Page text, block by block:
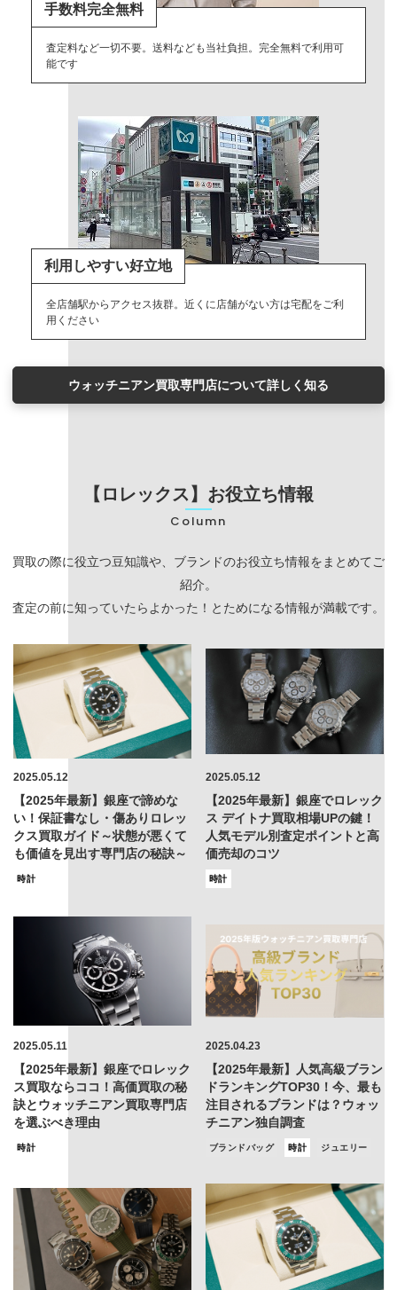
手数料完全無料
査定料など一切不要。送料なども当社負担。完全無料で利用可
能です
利用しやすい好立地
全店舗駅からアクセス抜群。近くに店舗がない方は宅配をご利
用ください
ウォッチニアン買取専門店について詳しく知る
【ロレックス】お役立ち情報
Column
買取の際に役立つ豆知識や、ブランドのお役立ち情報をまとめてご
紹介。
査定の前に知っていたらよかった！とためになる情報が満載です。
2025.05.12
【2025年最新】銀座で諦めな
い！保証書なし・傷ありロレッ
クス買取ガイド～状態が悪くて
も価値を見出す専門店の秘訣～
時計
2025.05.12
【2025年最新】銀座でロレック
ス デイトナ買取相場UPの鍵！
人気モデル別査定ポイントと高
価売却のコツ
時計
2025.05.11
【2025年最新】銀座でロレック
ス買取ならココ！高価買取の秘
訣とウォッチニアン買取専門店
を選ぶべき理由
時計
2025.04.23
【2025年最新】人気高級ブラン
ドランキングTOP30！今、最も
注目されるブランドは？ウォッ
チニアン独自調査
ブランドバッグ 時計 ジュエリー